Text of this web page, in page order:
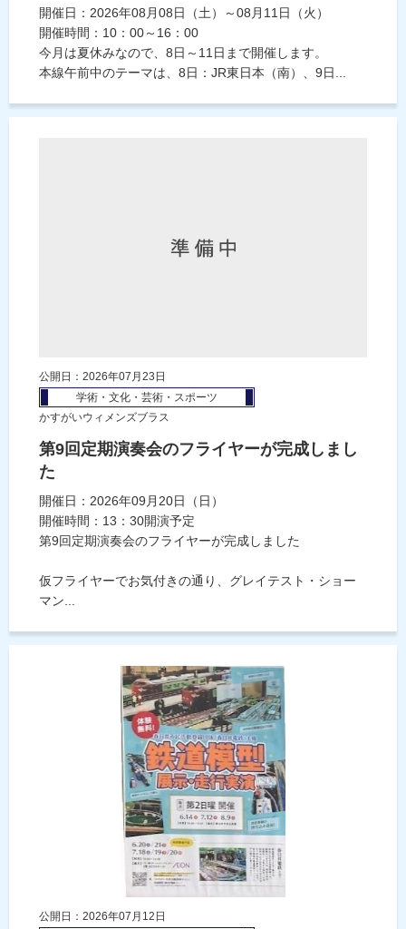
開催日：2026年08月08日（土）～08月11日（火）
開催時間：10：00～16：00
今月は夏休みなので、8日～11日まで開催します。
本線午前中のテーマは、8日：JR東日本（南）、9日...
公開日：2026年07月23日
学術・文化・芸術・スポーツ
かすがいウィメンズブラス
第9回定期演奏会のフライヤーが完成しまし
た
開催日：2026年09月20日（日）
開催時間：13：30開演予定
第9回定期演奏会のフライヤーが完成しました
仮フライヤーでお気付きの通り、グレイテスト・ショー
マン...
公開日：2026年07月12日